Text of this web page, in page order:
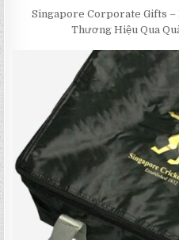
Singapore Corporate Gifts –
Thương Hiệu Qua